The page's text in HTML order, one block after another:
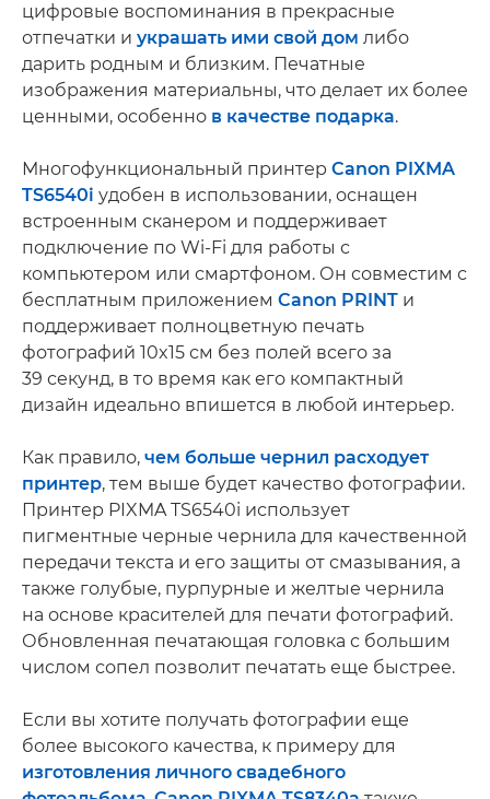
цифровые воспоминания в прекрасные
отпечатки и украшать ими свой дом либо
дарить родным и близким. Печатные
изображения материальны, что делает их более
ценными, особенно в качестве подарка.
Многофункциональный принтер Canon PIXMA
TS6540i удобен в использовании, оснащен
встроенным сканером и поддерживает
подключение по Wi-Fi для работы с
компьютером или смартфоном. Он совместим с
бесплатным приложением Canon PRINT и
поддерживает полноцветную печать
фотографий 10x15 см без полей всего за
39 секунд, в то время как его компактный
дизайн идеально впишется в любой интерьер.
Как правило, чем больше чернил расходует
принтер, тем выше будет качество фотографии.
Принтер PIXMA TS6540i использует
пигментные черные чернила для качественной
передачи текста и его защиты от смазывания, а
также голубые, пурпурные и желтые чернила
на основе красителей для печати фотографий.
Обновленная печатающая головка с большим
числом сопел позволит печатать еще быстрее.
Если вы хотите получать фотографии еще
более высокого качества, к примеру для
изготовления личного свадебного